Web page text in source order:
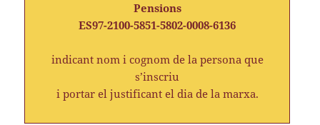
Pensions
ES97-2100-5851-5802-0008-6136
indicant nom i cognom de la persona que
s’inscriu
i portar el justificant el dia de la marxa.